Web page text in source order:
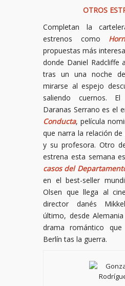
OTROS
Completan la
estrenos como
propuestas más
donde Daniel Radcliffe
tras un una noche
mirarse al espejo
saliendo cuernos.
Daranas Serrano es el
Conducta, película
que narra la relación
y su profesora. Otro
estrena esta semana es
casos del
en el best-seller
Olsen que llega al
director danés
último, desde
drama romántico
Berlín tas la guerra.